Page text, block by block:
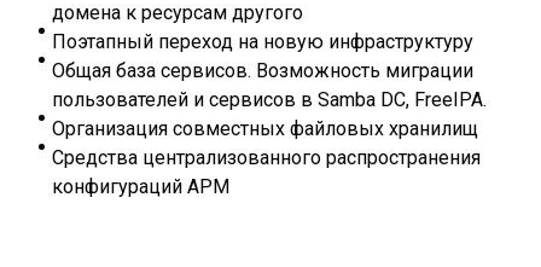
домена к ресурсам другого
Поэтапный переход на новую инфраструктуру
Общая база сервисов. Возможность миграции
пользователей и сервисов в Samba DC, FreeIPA.
Организация совместных файловых хранилищ
Средства централизованного распространения
конфигураций АРМ